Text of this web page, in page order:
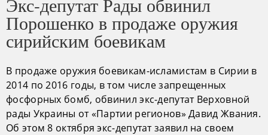
Экс-депутат Рады обвинил
Порошенко в продаже оружия
сирийским боевикам
В продаже оружия боевикам-исламистам в Сирии в
2014 по 2016 годы, в том числе запрещенных
фосфорных бомб, обвинил экс-депутат Верховной
рады Украины от «Партии регионов» Давид Жвания.
Об этом 8 октября экс-депутат заявил на своем